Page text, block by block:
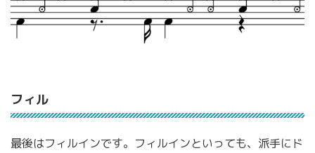
フィル
最後はフィルインです。フィルインといっても、派手にド